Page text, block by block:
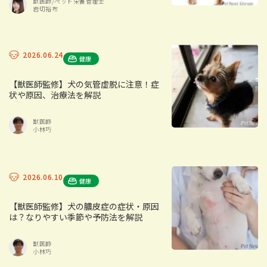
岩切裕布
2026.06.24 健康
【獣医師監修】犬の気管虚脱に注意！症
状や原因、治療法を解説
獣医師
小林巧
2026.06.10 健康
【獣医師監修】犬の膿皮症の症状・原因
は？なりやすい季節や予防法を解説
獣医師
小林巧